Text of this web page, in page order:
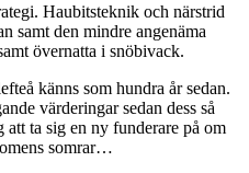
Haubitsteknik och närstrid
samt den mindre angenäma
övernatta i snöbivack.
känns som hundra år sedan.
värderingar sedan dess så
att ta sig en ny funderare på om
somrar…